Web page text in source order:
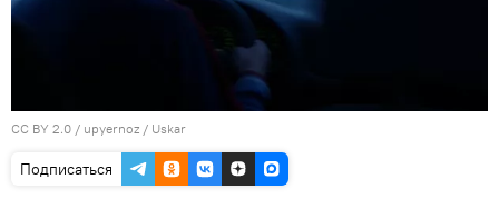
CC BY 2.0 / upyernoz / Uskar
Подписаться